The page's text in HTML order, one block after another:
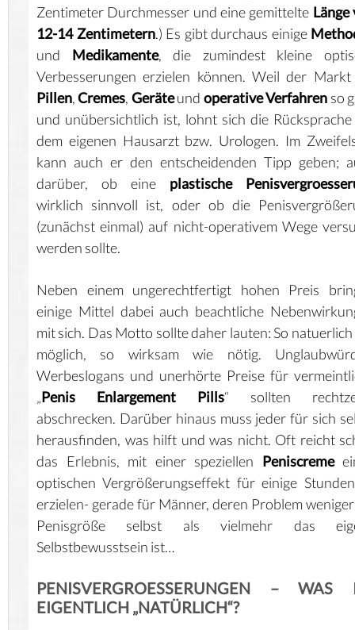
Zentimeter Durchmesser und eine gemittelte Länge
12-14 Zentimetern.) Es gibt durchaus einige
und Medikamente, die zumindest kleine
Verbesserungen erzielen können. Weil der
Pillen,Cremes, Geräteund operative Verfahren so
und unübersichtlich ist, lohnt sich die
dem eigenen Hausarzt bzw. Urologen. Im
kann auch er den entscheidenden Tipp geben;
darüber, ob eine plastische
wirklich sinnvoll ist, oder ob die
(zunächst einmal) auf nicht-operativem Wege
werden sollte.
Neben einem ungerechtfertigt hohen Preis
einige Mittel dabei auch beachtliche
mit sich. Das Motto sollte daher lauten: So natuerlich
möglich, so wirksam wie nötig.
Werbeslogans und unerhörte Preise für
„Penis Enlargement Pills“ sollten
abschrecken. Darüber hinaus muss jeder für sich
herausfinden, was hilft und was nicht. Oft reicht
das Erlebnis, mit einer speziellen Peniscreme
optischen Vergrößerungseffekt für einige
erzielen- gerade für Männer, deren Problem
Penisgröße selbst als vielmehr das
Selbstbewusstsein ist…
PENISVERGROESSERUNGEN – WAS
EIGENTLICH „NATÜRLICH“?